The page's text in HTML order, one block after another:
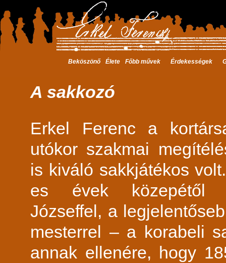
Beköszönő Élete Főbb művek Érdekességek
A sakkozó
Erkel Ferenc a
utókor szakmai
is kiváló sakkjátékos
es évek
Józseffel, a
mesterrel – a korabeli
annak ellenére, hogy